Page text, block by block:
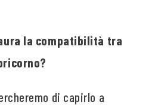
la compatibilità tra
di capirlo a